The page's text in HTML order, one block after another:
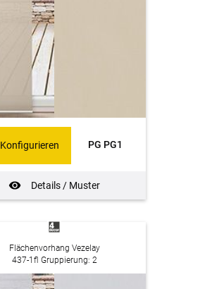
PG PG1
Details / Muster
Konfigurieren
Flächenvorhang Vezelay
437-1fl Gruppierung: 2